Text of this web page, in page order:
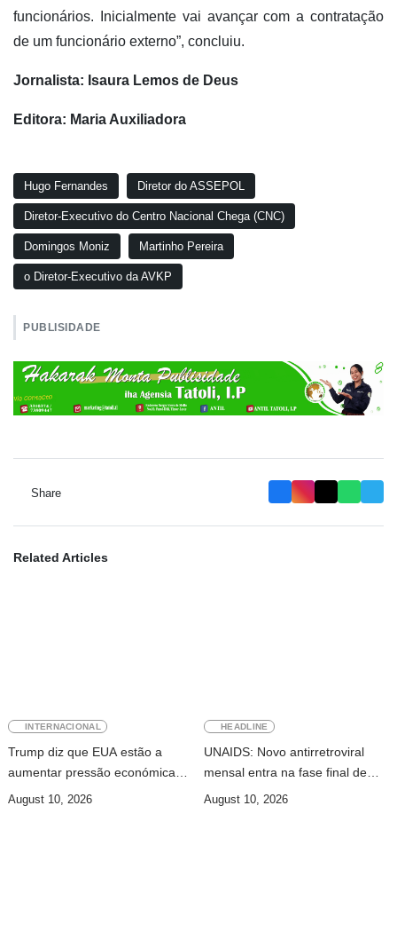
funcionários. Inicialmente vai avançar com a contratação
de um funcionário externo”, concluiu.
Jornalista: Isaura Lemos de Deus
Editora: Maria Auxiliadora
Hugo Fernandes Diretor do ASSEPOL
Diretor-Executivo do Centro Nacional Chega (CNC)
Domingos Moniz Martinho Pereira
o Diretor-Executivo da AVKP
PUBLISIDADE
Share
Related Articles
INTERNACIONAL
Trump diz que EUA estão a
aumentar pressão económica
sobre Irão
August 10, 2026
HEADLINE
UNAIDS: Novo antirretroviral
mensal entra na fase final de
ensaios clínicos
August 10, 2026